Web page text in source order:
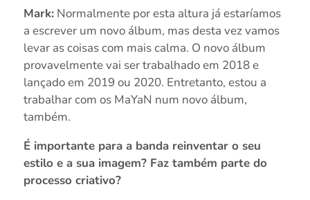
Mark:Normalmente por esta altura já estaríamos
a escrever um novo álbum, mas desta vez vamos
levar as coisas com mais calma. O novo álbum
provavelmente vai ser trabalhado em 2018 e
lançado em 2019 ou 2020. Entretanto, estou a
trabalhar com os MaYaN num novo álbum,
também.
É importante para a banda reinventar o seu
estilo e a sua imagem? Faz também parte do
processo criativo?